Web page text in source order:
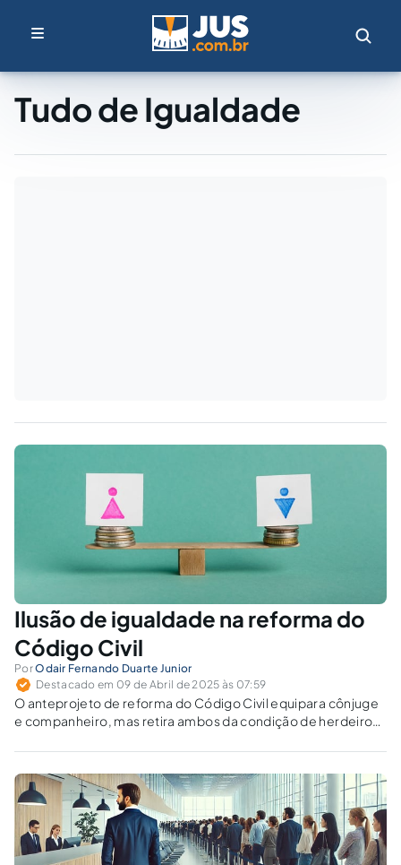
Tudo de Igualdade
Ilusão de igualdade na reforma do
Código Civil
PorOdair Fernando Duarte Junior
Destacado em 09 de Abril de 2025 às 07:59
O anteprojeto de reforma do Código Civil equipara cônjuge
e companheiro, mas retira ambos da condição de herdeiros
especialmente mulheres?